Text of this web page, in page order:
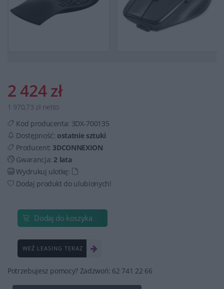
2 424 zł
1 970,73 zł netto
Kod producenta: 3DX-700135
Dostępność: ostatnie sztuki
Producent:3DCONNEXION
Gwarancja: 2 lata
Wydrukuj ulotkę:
Dodaj produkt do ulubionych!
Dodaj do koszyka
WEŹ LEASING TERAZ
Potrzebujesz pomocy? Zadzwoń: 62 741 22 66